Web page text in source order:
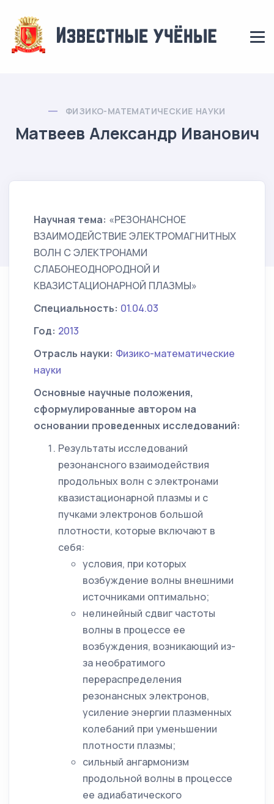
ФИЗИКО-МАТЕМАТИЧЕСКИЕ НАУКИ
Матвеев Александр Иванович
Научная тема: «РЕЗОНАНСНОЕ
ВЗАИМОДЕЙСТВИЕ ЭЛЕКТРОМАГНИТНЫХ
ВОЛН С ЭЛЕКТРОНАМИ
СЛАБОНЕОДНОРОДНОЙ И
КВАЗИСТАЦИОНАРНОЙ ПЛАЗМЫ»
Специальность: 01.04.03
Год: 2013
Отрасль науки: Физико-математические
науки
Основные научные положения,
сформулированные автором на
основании проведенных исследований:
Результаты исследований
резонансного взаимодействия
продольных волн с электронами
квазистационарной плазмы и с
пучками электронов большой
плотности, которые включают в
себя:
условия, при которых
возбуждение волны внешними
источниками оптимально;
нелинейный сдвиг частоты
волны в процессе ее
возбуждения, возникающий из-
за необратимого
перераспределения
резонансных электронов,
усиление энергии плазменных
колебаний при уменьшении
плотности плазмы;
сильный ангармонизм
продольной волны в процессе
ее адиабатического